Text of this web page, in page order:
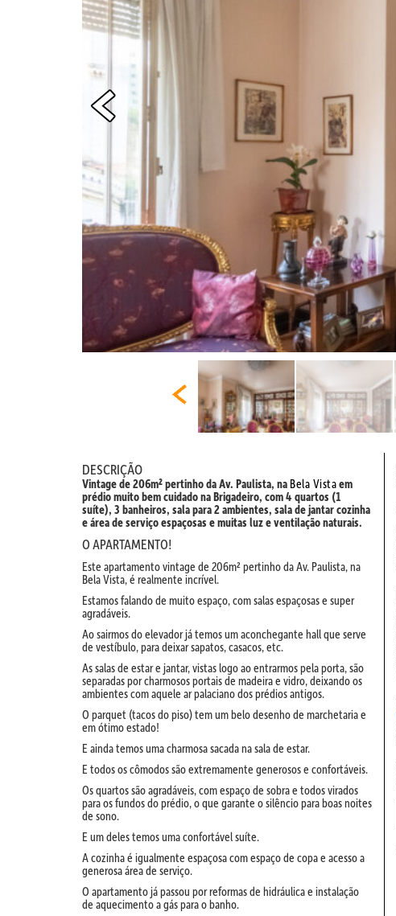
DESCRIÇÃO
Vintage de 206m² pertinho da Av. Paulista, na Bela Vistaem
prédio muito bem cuidado na Brigadeiro, com 4 quartos (1
suíte), 3 banheiros, sala para 2 ambientes, sala de jantar cozinha
e área de serviço espaçosas e muitas luz e ventilação naturais.
O APARTAMENTO!
Este apartamento vintage de 206m² pertinho da Av. Paulista, na
Bela Vista, é realmente incrível.
Estamos falando de muito espaço, com salas espaçosas e super
agradáveis.
Ao sairmos do elevador já temos um aconchegante hall que serve
de vestíbulo, para deixar sapatos, casacos, etc.
As salas de estar e jantar, vistas logo ao entrarmos pela porta, são
separadas por charmosos portais de madeira e vidro, deixando os
ambientes com aquele ar palaciano dos prédios antigos.
O parquet (tacos do piso) tem um belo desenho de marchetaria e
em ótimo estado!
E ainda temos uma charmosa sacada na sala de estar.
E todos os cômodos são extremamente generosos e confortáveis.
Os quartos são agradáveis, com espaço de sobra e todos virados
para os fundos do prédio, o que garante o silêncio para boas noites
de sono.
E um deles temos uma confortável suíte.
A cozinha é igualmente espaçosa com espaço de copa e acesso a
generosa área de serviço.
O apartamento já passou por reformas de hidráulica e instalação
de aquecimento a gás para o banho.